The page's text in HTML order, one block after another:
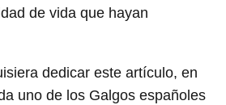
de vida que hayan
dedicar este artículo, en
uno de los Galgos españoles